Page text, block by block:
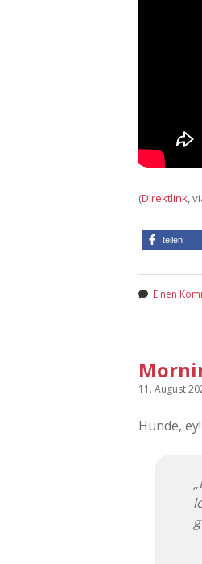
(Direktlink ,
teilen
Einen
11. August
Hunde,